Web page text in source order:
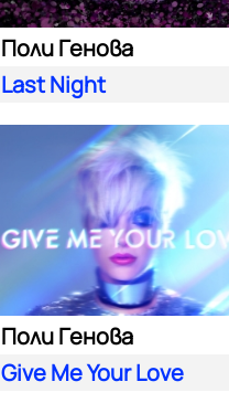
Поли Генова
Last Night
Поли Генова
Give Me Your Love